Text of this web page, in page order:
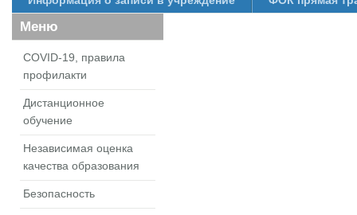
Меню
COVID-19, правила
профилакти
Дистанционное
обучение
Независимая оценка
качества образования
Безопасность